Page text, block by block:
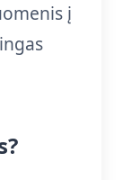
į